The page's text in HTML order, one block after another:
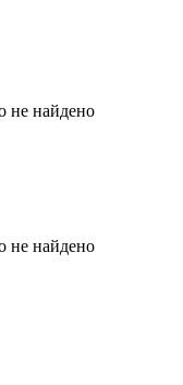
не найдено
не найдено